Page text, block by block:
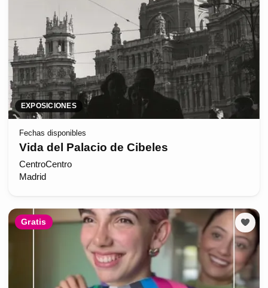
EXPOSICIONES
Fechas disponibles
Vida del Palacio de Cibeles
CentroCentro
Madrid
Gratis